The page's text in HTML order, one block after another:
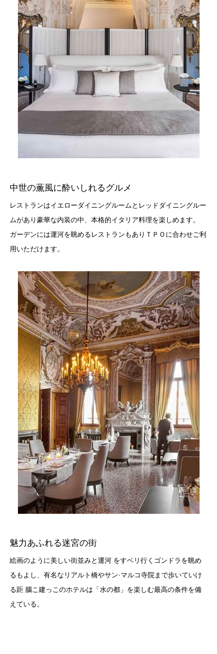
中世の薫風に酔いしれるグルメ
レストランはイエローダイニングルームとレッドダイニングルー
ムがあり豪華な内装の中、本格的イタリア料理を楽しめます。
ガーデンには運河を眺めるレストランもありＴＰＯに合わせご利
用いただけます。
魅力あふれる迷宮の街
絵画のように美しい街並みと運河 をすベリ行くゴンドラを眺め
るもよし、有名なリアルト橋やサン·マルコ寺院まで歩いていけ
る距 腦こ建っこのホテルは「水の都」を楽しむ最高の条件を備
えている。